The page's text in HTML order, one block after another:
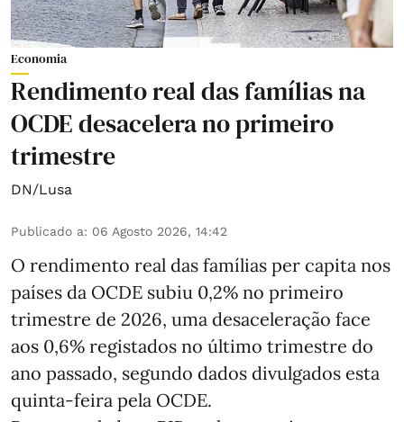
Economia
Rendimento real das famílias na
OCDE desacelera no primeiro
trimestre
DN/Lusa
Publicado a: 06 Agosto 2026, 14:42
O rendimento real das famílias per capita nos
países da OCDE subiu 0,2% no primeiro
trimestre de 2026, uma desaceleração face
aos 0,6% registados no último trimestre do
ano passado, segundo dados divulgados esta
quinta-feira pela OCDE.